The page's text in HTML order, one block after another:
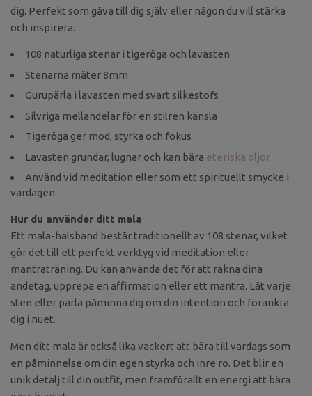
dig. Perfekt som gåva till dig själv eller någon du vill stärka
och inspirera.
108 naturliga stenar i tigeröga och lavasten
Stenarna mäter 8mm
Gurupärla i lavasten med svart silkestofs
Silvriga mellandelar för en stilren känsla
Tigeröga ger mod, styrka och fokus
Lavasten grundar, lugnar och kan bära eteriska oljor
Använd vid meditation eller som ett spirituellt smycke i
vardagen
Hur du använder ditt mala
Ett mala-halsband består traditionellt av 108 stenar, vilket
gör det till ett perfekt verktyg vid meditation eller
mantraträning. Du kan använda det för att räkna dina
andetag, upprepa en affirmation eller ett mantra. Låt varje
sten eller pärla påminna dig om din intention och förankra
dig i nuet.
Men ditt mala är också lika vackert att bära till vardags som
en påminnelse om din egen styrka och inre ro. Det blir en
unik detalj till din outfit, men framförallt en energi att bära